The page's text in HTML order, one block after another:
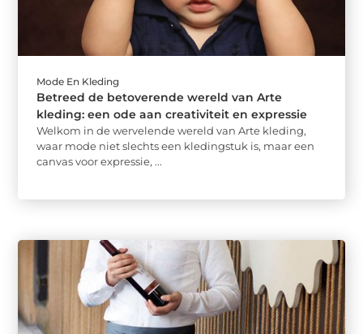
Mode En Kleding
Betreed de betoverende wereld van Arte
kleding: een ode aan creativiteit en expressie
Welkom in de wervelende wereld van Arte kleding,
waar mode niet slechts een kledingstuk is, maar een
canvas voor expressie, ...